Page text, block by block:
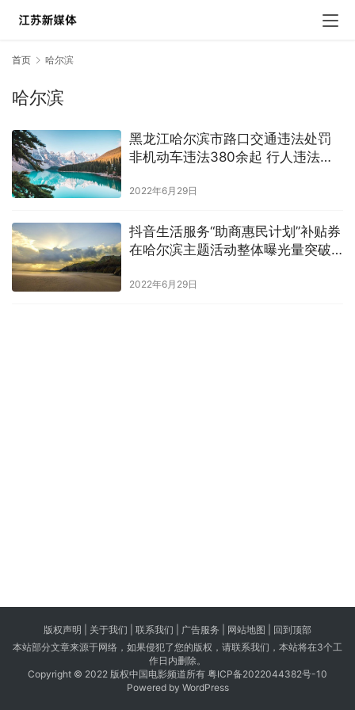
首页 哈尔滨
哈尔滨
黑龙江哈尔滨市路口交通违法处罚
非机动车违法380余起 行人违法
2022年6月29日
抖音生活服务“助商惠民计划”补贴券
在哈尔滨主题活动整体曝光量突破1
2022年6月29日
版权声明 | 关于我们 联系我们 | 广告服务 | 网站地图 | 回到顶部
本站部分文章来源于网络，如果侵犯了您的版权，请联系我们，本站将在3个工
作日内删除。
Copyright © 2022 版权中国电影频道所有 粤ICP备2022044382号-10
Powered by WordPress